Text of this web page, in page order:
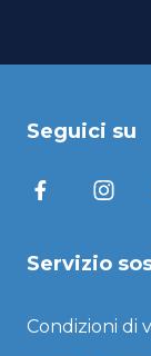
Seguici su
Servizio
Condizioni di